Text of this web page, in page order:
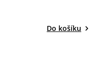
Do košíku